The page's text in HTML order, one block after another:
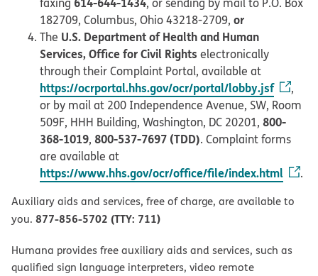
182709, Columbus, Ohio 43218-2709, or
The U.S. Department of Health and Human
Services, Office for Civil Rights electronically
through their Complaint Portal, available at
https://ocrportal.hhs.gov/ocr/portal/lobby.jsf
,
or by mail at 200 Independence Avenue, SW, Room
509F, HHH Building, Washington, DC 20201, 800-
368-1019, 800-537-7697 (TDD). Complaint forms
are available at
https://www.hhs.gov/ocr/office/file/index.html .
Auxiliary aids and services, free of charge, are available to
you. 877-856-5702 (TTY: 711)
Humana provides free auxiliary aids and services, such as
qualified sign language interpreters, video remote